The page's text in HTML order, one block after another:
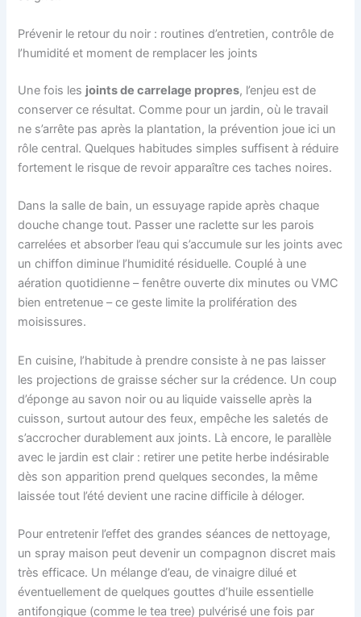
Prévenir le retour du noir : routines d’entretien, contrôle de
l’humidité et moment de remplacer les joints
Une fois les joints de carrelage propres, l’enjeu est de
conserver ce résultat. Comme pour un jardin, où le travail
ne s’arrête pas après la plantation, la prévention joue ici un
rôle central. Quelques habitudes simples suffisent à réduire
fortement le risque de revoir apparaître ces taches noires.
Dans la salle de bain, un essuyage rapide après chaque
douche change tout. Passer une raclette sur les parois
carrelées et absorber l’eau qui s’accumule sur les joints avec
un chiffon diminue l’humidité résiduelle. Couplé à une
aération quotidienne – fenêtre ouverte dix minutes ou VMC
bien entretenue – ce geste limite la prolifération des
moisissures.
En cuisine, l’habitude à prendre consiste à ne pas laisser
les projections de graisse sécher sur la crédence. Un coup
d’éponge au savon noir ou au liquide vaisselle après la
cuisson, surtout autour des feux, empêche les saletés de
s’accrocher durablement aux joints. Là encore, le parallèle
avec le jardin est clair : retirer une petite herbe indésirable
dès son apparition prend quelques secondes, la même
laissée tout l’été devient une racine difficile à déloger.
Pour entretenir l’effet des grandes séances de nettoyage,
un spray maison peut devenir un compagnon discret mais
très efficace. Un mélange d’eau, de vinaigre dilué et
éventuellement de quelques gouttes d’huile essentielle
antifongique (comme le tea tree) pulvérisé une fois par